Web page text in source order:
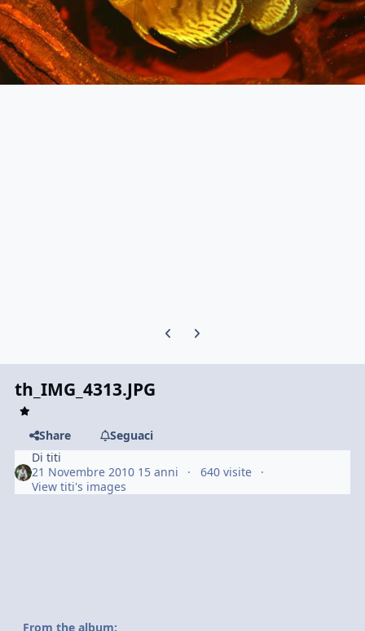
Previous carousel slide
Next carousel slide
th_IMG_4313.JPG
Share
Seguaci
Dititi
21 Novembre 2010 15 anni
640 visite
View titi's images
From the album: